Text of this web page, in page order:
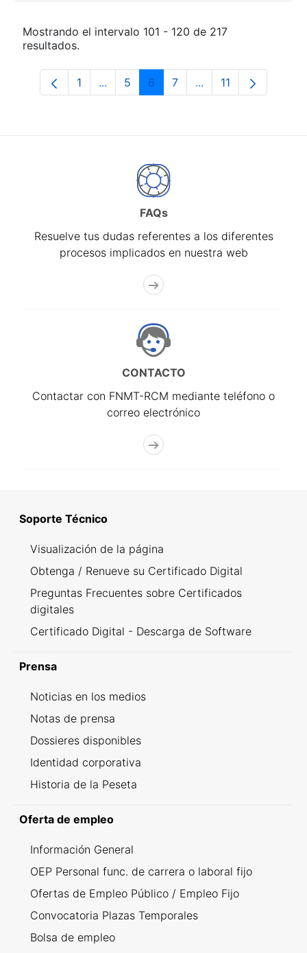
Mostrando el intervalo 101 - 120 de 217
resultados.
Página
1 ...Páginas intermedias Use TAB para
Página
5 Página
6 Página
7 ...Páginas intermedias
Página
11
FAQs
Resuelve tus dudas referentes a los diferentes
procesos implicados en nuestra web
CONTACTO
Contactar con FNMT-RCM mediante teléfono o
correo electrónico
Soporte Técnico
Visualización de la página
Obtenga / Renueve su Certificado Digital
Preguntas Frecuentes sobre Certificados
digitales
Certificado Digital - Descarga de Software
Prensa
Noticias en los medios
Notas de prensa
Dossieres disponibles
Identidad corporativa
Historia de la Peseta
Oferta de empleo
Información General
OEP Personal func. de carrera o laboral fijo
Ofertas de Empleo Público / Empleo Fijo
Convocatoria Plazas Temporales
Bolsa de empleo